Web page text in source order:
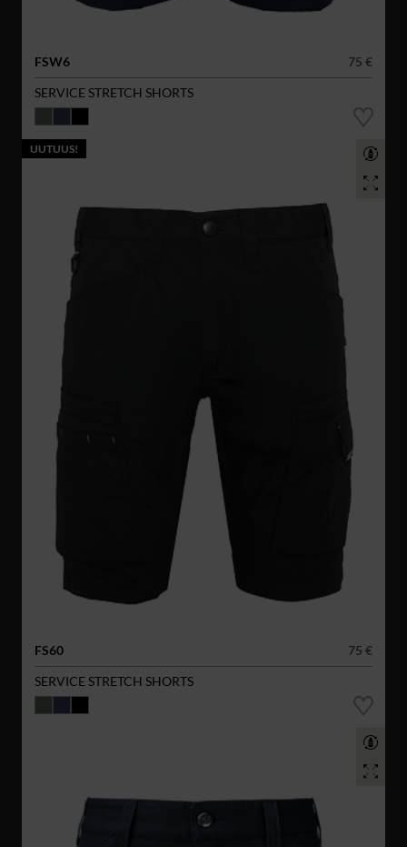
FSW6
75 €
SERVICE STRETCH SHORTS
UUTUUS!
FS60
75 €
SERVICE STRETCH SHORTS